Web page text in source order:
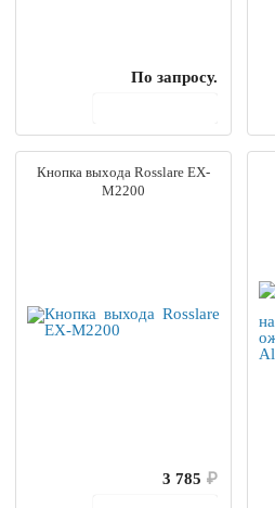
По запросу.
Кнопка выхода Rosslare EX-
M2200
3 785 ₽